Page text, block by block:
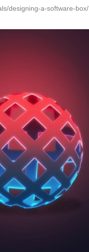
designing-a-software-box/